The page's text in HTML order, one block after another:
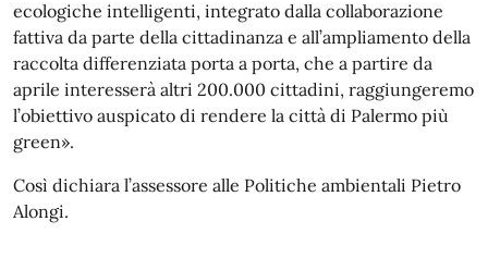
ecologiche intelligenti, integrato dalla collaborazione
fattiva da parte della cittadinanza e all’ampliamento della
raccolta differenziata porta a porta, che a partire da
aprile interesserà altri 200.000 cittadini, raggiungeremo
l’obiettivo auspicato di rendere la città di Palermo più
green».
Così dichiara l’assessore alle Politiche ambientali Pietro
Alongi.